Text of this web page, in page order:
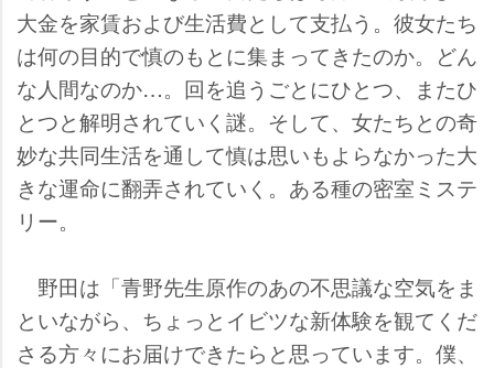
大金を家賃および生活費として支払う。彼女たち
は何の目的で慎のもとに集まってきたのか。どん
な人間なのか…。回を追うごとにひとつ、またひ
とつと解明されていく謎。そして、女たちとの奇
妙な共同生活を通して慎は思いもよらなかった大
きな運命に翻弄されていく。ある種の密室ミステ
リー。
野田は「青野先生原作のあの不思議な空気をま
といながら、ちょっとイビツな新体験を観てくだ
さる方々にお届けできたらと思っています。僕、